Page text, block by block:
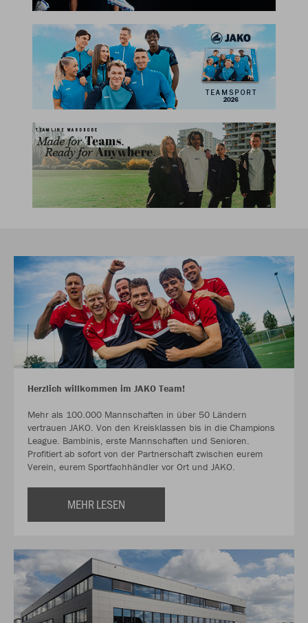
Herzlich willkommen im JAKO Team!
Mehr als 100.000 Mannschaften in über 50 Ländern
vertrauen JAKO. Von den Kreisklassen bis in die Champions
League. Bambinis, erste Mannschaften und Senioren.
Profitiert ab sofort von der Partnerschaft zwischen eurem
Verein, eurem Sportfachhändler vor Ort und JAKO.
MEHR LESEN